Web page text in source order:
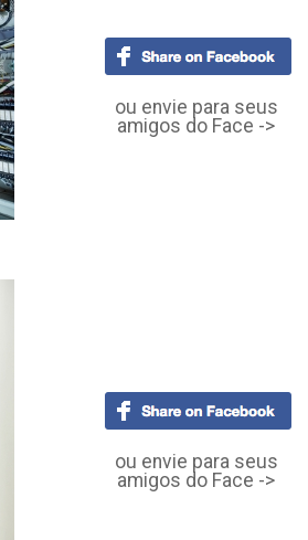
ou envie para seus
amigos do Face ->
ou envie para seus
amigos do Face ->